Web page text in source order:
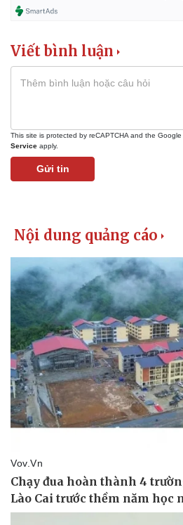
Kinh tế
Bất động sản
Viết bình luận
This site is protected by reCAPTCHA and the Google
Service apply.
Gửi tin